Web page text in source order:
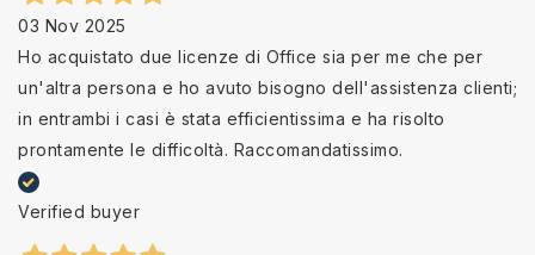
03 Nov 2025
Ho acquistato due licenze di Office sia per me che per
un'altra persona e ho avuto bisogno dell'assistenza clienti;
in entrambi i casi è stata efficientissima e ha risolto
prontamente le difficoltà. Raccomandatissimo.
Verified buyer